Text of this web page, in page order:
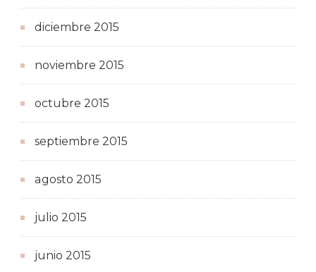
diciembre 2015
noviembre 2015
octubre 2015
septiembre 2015
agosto 2015
julio 2015
junio 2015